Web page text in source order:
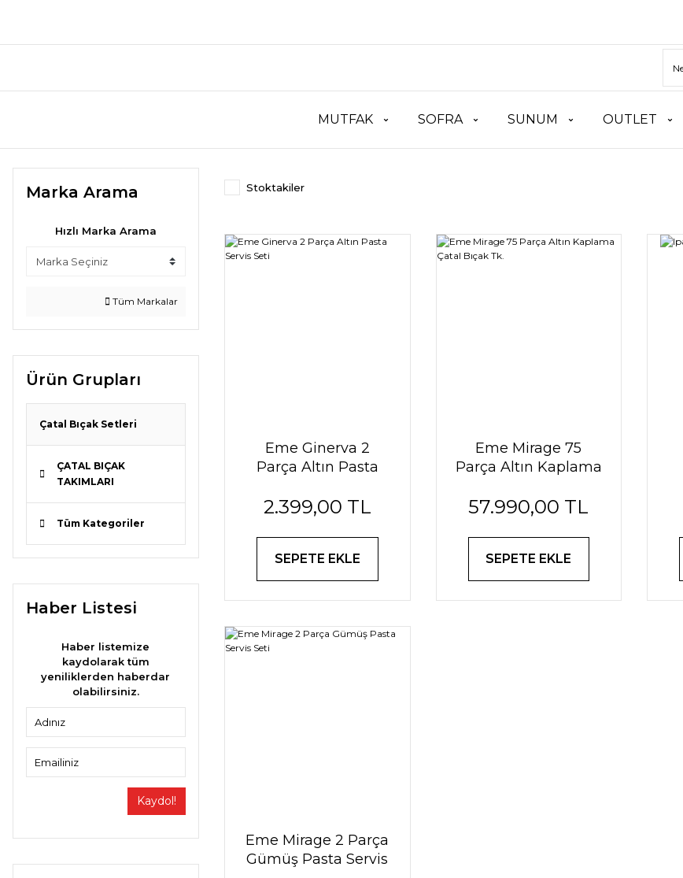
MUTFAK SOFRA SUNUM OUTLET
Marka Arama
Hızlı Marka Arama
Tüm Markalar
Ürün Grupları
Çatal Bıçak Setleri
ÇATAL BIÇAK
TAKIMLARI
Tüm Kategoriler
Haber Listesi
Haber listemize
kaydolarak tüm
yeniliklerden haberdar
olabilirsiniz.
Kaydol!
Stoktakiler
Eme Ginerva 2
Parça Altın Pasta
2.399,00 TL
SEPETE EKLE
Eme Mirage 75
Parça Altın Kaplama
57.990,00 TL
SEPETE EKLE
Eme Mirage 2 Parça
Gümüş Pasta Servis